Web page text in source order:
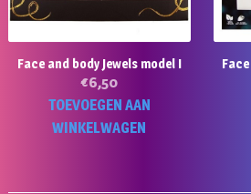
Face and body Jewels model I
€6,50
TOEVOEGEN AAN
WINKELWAGEN